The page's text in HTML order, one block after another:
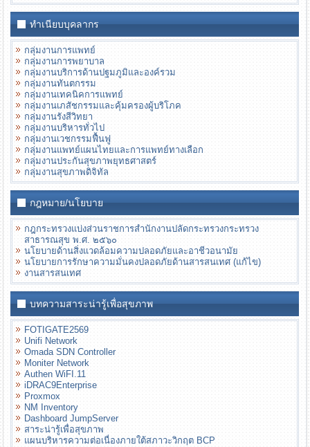
ทำเนียบบุคลากร
กลุ่มงานการแพทย์
กลุ่มงานการพยาบาล
กลุ่มงานบริการด้านปฐมภูมิและองค์รวม
กลุ่มงานทันตกรรม
กลุ่มงานเทคนิคการแพทย์
กลุ่มงานเภสัชกรรมและคุ้มครองผู้บริโภค
กลุ่มงานรังสีวิทยา
กลุ่มงานบริหารทั่วไป
กลุ่มงานเวชกรรมฟื้นฟู
กลุ่มงานแพทย์แผนไทยและการแพทย์ทางเลือก
กลุ่มงานประกันสุขภาพยุทธศาสตร์
กลุ่มงานสุขภาพดิจิทัล
กฎหมาย/นโยบาย
กฎกระทรวงแบ่งส่วนราชการสํานักงานปลัดกระทรวงกระทรวง
สาธารณสุข พ.ศ. ๒๕๖๐
นโยบายด้านสิ่งแวดล้อมความปลอดภัยและอาชีวอนามัย
นโยบายการรักษาความมั่นคงปลอดภัยด้านสารสนเทศ (แก้ไข)
งานสารสนเทศ
บทความสาระน่ารู้เพื่อสุขภาพ
FOTIGATE2569
Unifi Network
Omada SDN Controller
Moniter Network
Authen WiFI.11
iDRAC9Enterprise
Proxmox
NM Inventory
Dashboard JumpServer
สาระน่ารู้เพื่อสุขภาพ
แผนบริหารความต่อเนื่องภายใต้สภาวะวิกฤต BCP